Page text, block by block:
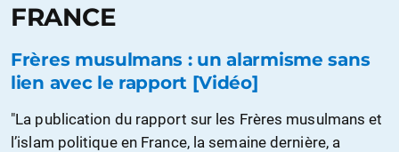
FRANCE
Frères musulmans : un alarmisme sans
lien avec le rapport [Vidéo]
"La publication du rapport sur les Frères musulmans et
l’islam politique en France, la semaine dernière, a